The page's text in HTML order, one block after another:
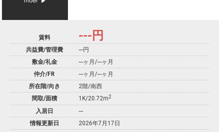
賃料 --- 円
共益費/管理費
---円
敷金/礼金
---ヶ月 /---ヶ月
仲介/FR
---ヶ月 /---ヶ月
所在階/向き
2階/南西
間取/面積
1K/20.72m2
入居日
---
情報更新日
2026年7月17日